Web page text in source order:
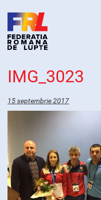
IMG_3023
15 septembrie 2017